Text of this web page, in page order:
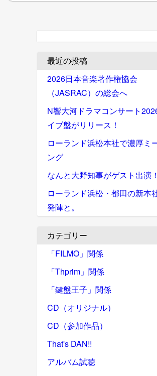
最近の投稿
2026日本音楽著作権協会
（JASRAC）の総会へ
N響大河ドラマコンサート
イブ盤がリリース！
ローランド浜松本社で濃厚ミ
ング
なんと大野知事がゲスト出演！
ローランド浜松・都田の新本
発陣と。
カテゴリー
「FILMO」関係
「Thprim」関係
「鍵盤王子」関係
CD（オリジナル）
CD（参加作品）
That's DAN!!
アルバム試聴